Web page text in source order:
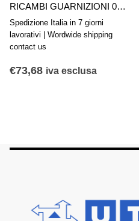
RICAMBI GUARNIZIONI 0490394400 AVENTICS SERIE 167/168-040
Spedizione Italia in 7 giorni
lavorativi | Wordwide shipping
contact us
€73,68 iva esclusa